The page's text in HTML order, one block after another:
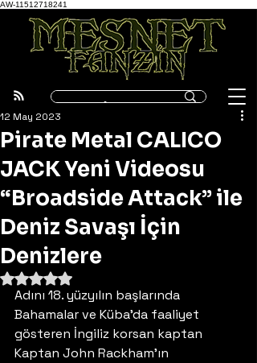
AW-11512718241
Pirate Metal CALICO
JACK Yeni Videosu
“Broadside Attack” ile
Deniz Savaşı İçin
Denizlere
12 May 2023
5 üzerinden NaN yıldız
Adını 18. yüzyılın başlarında
Bahamalar ve Küba’da faaliyet
gösteren İngiliz korsan kaptan
Kaptan John Rackham’ın